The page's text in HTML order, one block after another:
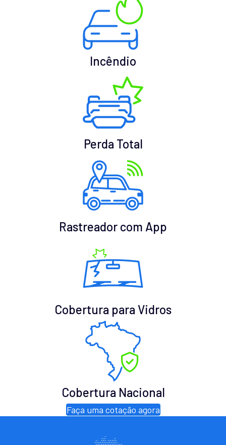
Incêndio
Perda Total
Rastreador com App
Cobertura para Vidros
Cobertura Nacional
Faça uma cotação agora